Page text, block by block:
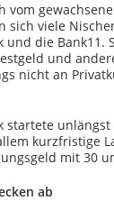
sich viele
die Bank11.
und
nicht an
startete
kurzfristige
mit 30
ab